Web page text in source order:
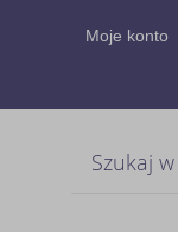
Moje konto